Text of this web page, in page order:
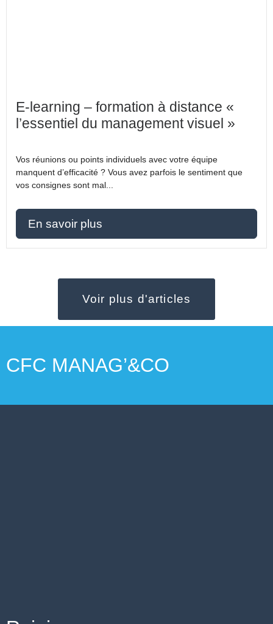
E-learning – formation à distance «
l’essentiel du management visuel »
Vos réunions ou points individuels avec votre équipe
manquent d’efficacité ? Vous avez parfois le sentiment que
vos consignes sont mal...
En savoir plus
Voir plus d'articles
CFC MANAG’&CO